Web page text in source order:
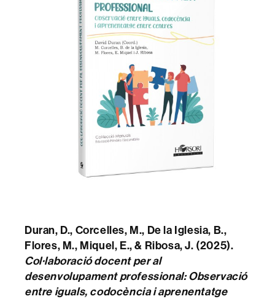
Duran, D., Corcelles, M., De la Iglesia, B.,
Flores, M., Miquel, E., & Ribosa, J. (2025).
Col·laboració docent per al
desenvolupament professional: Observació
entre iguals, codocència i aprenentatge